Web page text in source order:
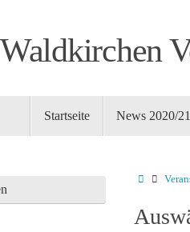
Startseite News 2020/21
Startseite